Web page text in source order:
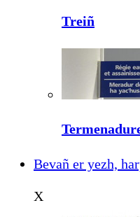
Treiñ
Bevañ er yezh,
X